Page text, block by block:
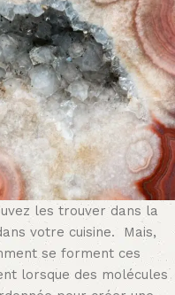
les trouver dans la
votre cuisine. Mais,
se forment ces
lorsque des molécules